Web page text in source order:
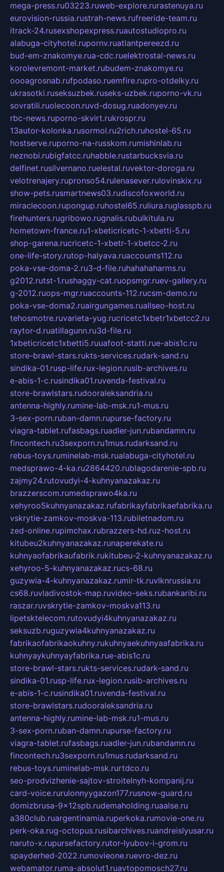
mega-press.ru03223.ruweb-explore.rurastenuya.ru
eurovision-russia.rustrah-news.rufreeride-team.ru
itrack-24.rusexshopexpress.ruautostudiopro.ru
alabuga-cityhotel.rupornv.ruatlantpereezd.ru
bud-em-znakomye.rua-cdc.ruelektrostal-news.ru
korolevremont-market.rubudem-znakomye.ru
oooagrosnab.rufpodaso.ruemfire.rupro-otdelky.ru
ukrasotki.ruseksuzbek.ruseks-uzbek.ruporno-vk.ru
sovratili.ruolecoon.ruvd-dosug.ruadonyev.ru
rbc-news.ruporno-skvirt.rukrospr.ru
13autor-kolonka.rusormol.ru2rich.ruhostel-65.ru
hostserve.ruporno-na-russkom.rumishinlab.ru
neznobi.rubigfatcc.ruhabble.rustarbucksvia.ru
delfinet.rusilvernano.ruelestal.ruvektor-doroga.ru
velotrenajery.rupronso54.rulenasever.rulovinskix.ru
show-pets.rusmartnews03.rudiscofoxworld.ru
miraclecoon.rupongup.ruhostel65.ruliura.ruglasspb.ru
firehunters.rugribowo.rugnalis.rubulkitula.ru
hometown-france.ru1-xbeticricetc-1-xbetti-5.ru
shop-garena.rucricetc-1-xbetr-1-xbetcc-2.ru
one-life-story.rutop-halyava.ruaccounts112.ru
poka-vse-doma-2.ru3-d-file.ruhahahaharms.ru
g2012.rutst-1.rushaggy-cat.ruopsmgr.ruev-gallery.ru
g-2012.ruops-mgr.ruaccounts-112.rucsm-demo.ru
poka-vse-doma2.ruairgungames.ruallseo-host.ru
tehosmotre.ruvarieta-yug.rucricetc1xbetr1xbetcc2.ru
raytor-d.ruatillagunn.ru3d-file.ru
1xbeticricetc1xbetti5.ruuafoot-statti.rue-abis1c.ru
store-brawl-stars.rukts-services.rudark-sand.ru
sindika-01.rusp-life.rux-legion.rusib-archives.ru
e-abis-1-c.rusindika01.ruvenda-festival.ru
store-brawlstars.rudooraleksandria.ru
antenna-highly.rumine-lab-msk.ru1-mus.ru
3-sex-porn.ruban-damn.rupurse-factory.ru
viagra-tablet.rufasbags.ruadler-jun.rubandamn.ru
fincontech.ru3sexporn.ru1mus.rudarksand.ru
rebus-toys.ruminelab-msk.rualabuga-cityhotel.ru
medsprawo-4-ka.ru2864420.rublagodarenie-spb.ru
zajmy24.rutovudyi-4-kuhnyanazakaz.ru
brazzerscom.rumedsprawo4ka.ru
xehyroo5kuhnyanazakaz.rufabrikayfabrikaefabrika.ru
vskrytie-zamkov-moskva-113.rubiletnadom.ru
zed-online.rupimchax.rubrazzers-hd.ruz-host.ru
kitubeu2kuhnyanazakaz.runaperekate.ru
kuhnyaofabrikaufabrik.rukitubeu-2-kuhnyanazakaz.ru
xehyroo-5-kuhnyanazakaz.rucs-68.ru
guzywia-4-kuhnyanazakaz.rumir-tk.ruvlknrussia.ru
cs68.ruvladivostok-map.ruvideo-seks.rubankaribi.ru
raszar.ruvskrytie-zamkov-moskva113.ru
lipetsktelecom.rutovudyi4kuhnyanazakaz.ru
seksuzb.ruguzywia4kuhnyanazakaz.ru
fabrikaofabrikaokuhny.rukuhnyaekuhnyaafabrika.ru
kuhnyaykuhnyayfabrika.rue-abis1c.ru
store-brawl-stars.rukts-services.rudark-sand.ru
sindika-01.rusp-life.rux-legion.rusib-archives.ru
e-abis-1-c.rusindika01.ruvenda-festival.ru
store-brawlstars.rudooraleksandria.ru
antenna-highly.rumine-lab-msk.ru1-mus.ru
3-sex-porn.ruban-damn.rupurse-factory.ru
viagra-tablet.rufasbags.ruadler-jun.rubandamn.ru
fincontech.ru3sexporn.ru1mus.rudarksand.ru
rebus-toys.ruminelab-msk.rurtdco.ru
seo-prodvizhenie-sajtov-stroitelnyh-kompanij.ru
card-voice.rurulonnyygazon177.rusnow-guard.ru
domizbrusa-9x12spb.rudemaholding.ruaalse.ru
a380club.ruargentinamia.ruperkoka.rumovie-one.ru
perk-oka.rug-octopus.rusibarchives.ruandreislyusar.ru
naruto-x.rupursefactory.rutor-lyubov-i-grom.ru
spayderhed-2022.rumovieone.ruevro-dez.ru
webamator.ruma-absolut1.ruavtopomosch27.ru